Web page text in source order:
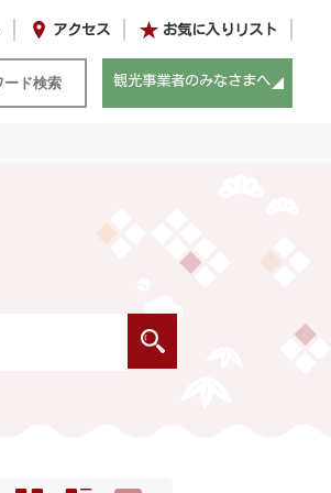
アクセス お気に入りリスト
観光事業者のみなさまへ